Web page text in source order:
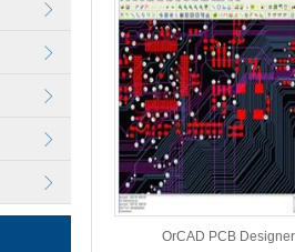
OrCAD PCB Designer